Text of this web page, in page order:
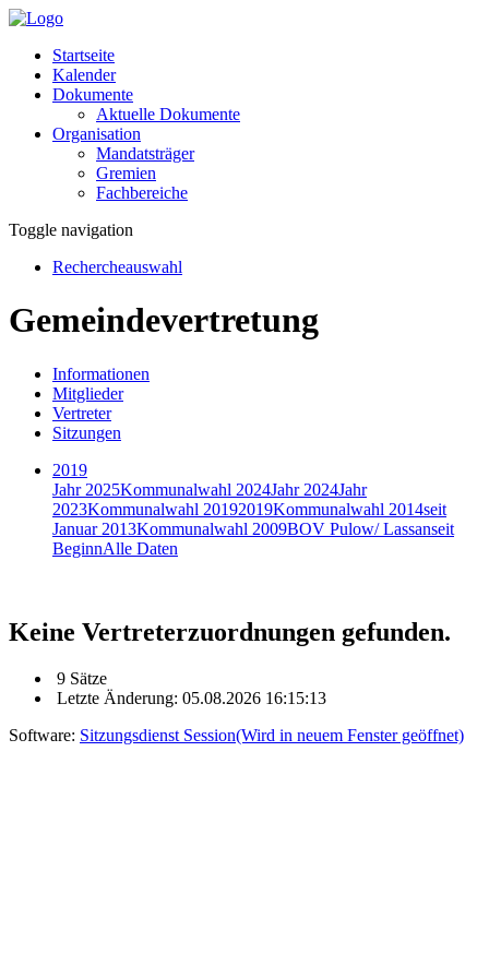
Startseite
Kalender
Dokumente
Aktuelle Dokumente
Organisation
Mandatsträger
Gremien
Fachbereiche
Toggle navigation
Rechercheauswahl
Gemeindevertretung
Informationen
Mitglieder
Vertreter
Sitzungen
2019
Jahr 2025Kommunalwahl 2024Jahr 2024Jahr
2023Kommunalwahl 20192019Kommunalwahl 2014seit
Januar 2013Kommunalwahl 2009BOV Pulow/ Lassanseit
BeginnAlle Daten
Keine Vertreterzuordnungen gefunden.
9 Sätze
Letzte Änderung: 05.08.2026 16:15:13
Software: Sitzungsdienst Session(Wird in neuem Fenster geöffnet)